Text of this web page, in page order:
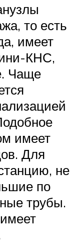
то есть
имеет
КНС,
Чаще
имеет
Для
не
по
трубы.